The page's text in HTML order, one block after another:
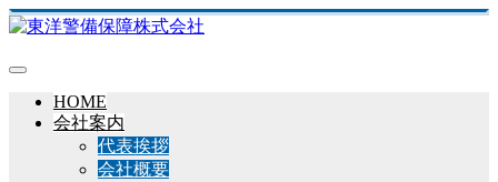
HOME
会社案内
代表挨拶
会社概要